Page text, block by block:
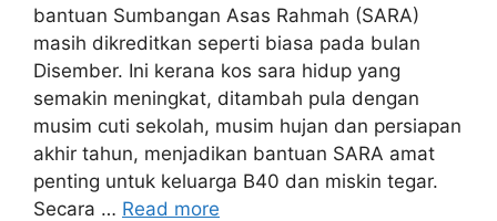
bantuan Sumbangan Asas Rahmah (SARA)
masih dikreditkan seperti biasa pada bulan
Disember. Ini kerana kos sara hidup yang
semakin meningkat, ditambah pula dengan
musim cuti sekolah, musim hujan dan persiapan
akhir tahun, menjadikan bantuan SARA amat
penting untuk keluarga B40 dan miskin tegar.
Secara … Read more